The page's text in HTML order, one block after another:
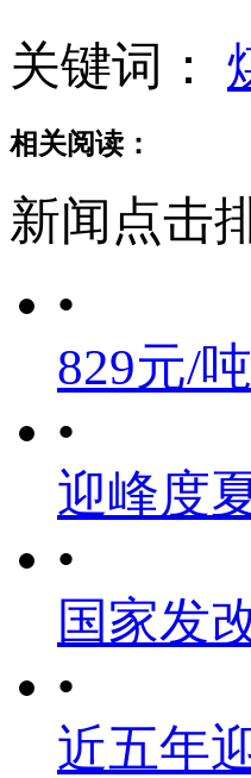
关键词：
相关阅读：
新闻点击
•
829元/
•
迎峰度
•
国家发
•
近五年